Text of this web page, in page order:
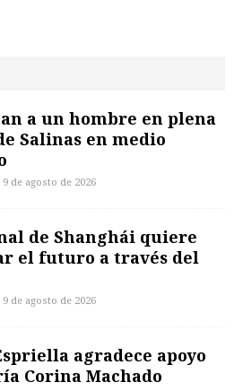
a un hombre en plena
Salinas en medio
de agosto de 2026
de Shanghái quiere
el futuro a través del
de agosto de 2026
agradece apoyo
Corina Machado